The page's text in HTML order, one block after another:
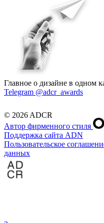
Главное о дизайне в одном
Telegram @adcr_awards
© 2026 ADCR
Автор фирменного стиля
Поддержка сайта ADN
Пользовательское
данных